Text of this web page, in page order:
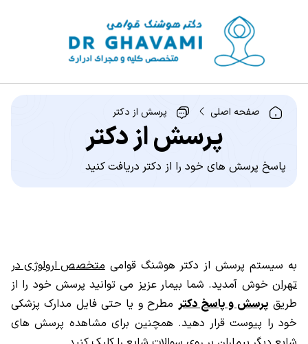
صفحه اصلی پرسش از دکتر
پرسش از دکتر
پاسخ پرسش های خود را از دکتر دریافت کنید
به سیستم پرسش از دکتر هوشنگ قوامی متخصص ارولوژی در
تهران خوش آمدید. شما بیمار عزیز می توانید پرسش خود را از
طریق پرسش و پاسخ دکتر مطرح و یا حتی فایل مدارک پزشکی
خود را پیوست قرار دهید. همچنین برای مشاهده پرسش های